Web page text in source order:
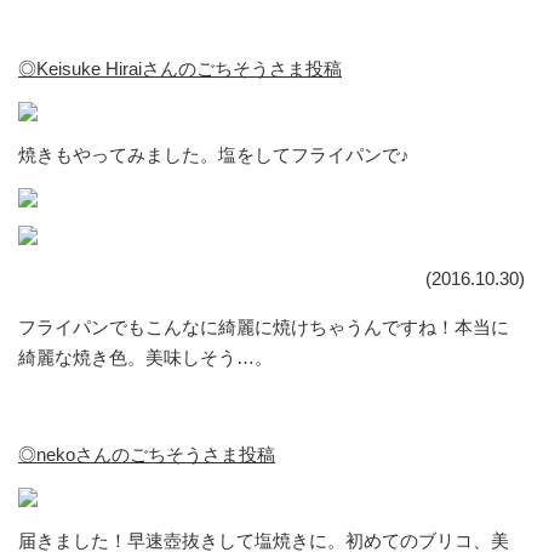
◎Keisuke Hiraiさんのごちそうさま投稿
焼きもやってみました。塩をしてフライパンで♪
(2016.10.30)
フライパンでもこんなに綺麗に焼けちゃうんですね！本当に
綺麗な焼き色。美味しそう…。
◎nekoさんのごちそうさま投稿
届きました！早速壺抜きして塩焼きに。初めてのブリコ、美